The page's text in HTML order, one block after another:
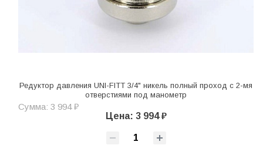
Редуктор давления UNI-FITT 3/4" никель полный проход с 2-мя
отверстиями под манометр
Сумма: 3 994 ₽
Цена: 3 994 ₽